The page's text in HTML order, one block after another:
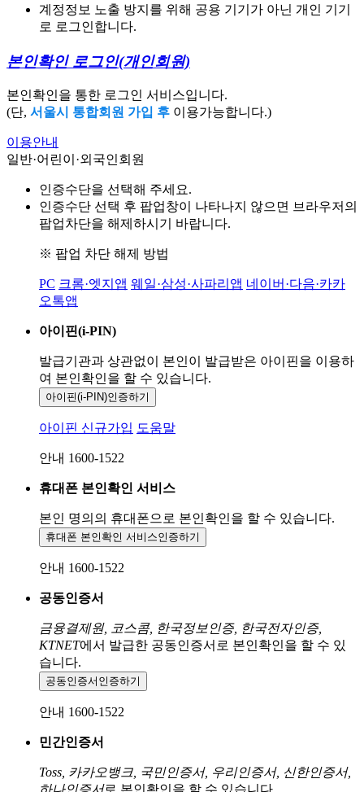
계정정보 노출 방지를 위해 공용 기기가 아닌 개인 기기
로 로그인합니다.
본인확인 로그인(개인회원)
본인확인을 통한 로그인 서비스입니다.
(단, 서울시 통합회원 가입 후 이용가능합니다.)
이용안내
일반·어린이·외국인회원
인증수단을 선택해 주세요.
인증수단 선택 후 팝업창이 나타나지 않으면 브라우저의
팝업차단을 해제하시기 바랍니다.
※ 팝업 차단 해제 방법
PC 크롬·엣지앱 웨일·삼성·사파리앱 네이버·다음·카카
오톡앱
아이핀(i-PIN)
발급기관과 상관없이 본인이 발급받은 아이핀을 이용하
여 본인확인을 할 수 있습니다.
아이핀(i-PIN)인증하기
아이핀 신규가입 도움말
안내 1600-1522
휴대폰 본인확인 서비스
본인 명의의 휴대폰으로 본인확인을 할 수 있습니다.
휴대폰 본인확인 서비스인증하기
안내 1600-1522
공동인증서
금융결제원, 코스콤, 한국정보인증, 한국전자인증,
KTNET에서 발급한 공동인증서로 본인확인을 할 수 있
습니다.
공동인증서 인증하기
안내 1600-1522
민간인증서
Toss, 카카오뱅크, 국민인증서, 우리인증서, 신한인증서,